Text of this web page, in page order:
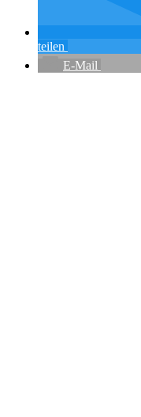
teilen
E-Mail